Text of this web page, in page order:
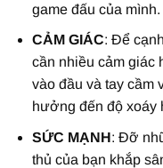
game đấu của mình.
CẢM GIÁC: Để
cần nhiều cảm giác
vào đầu và tay cầm
hưởng đến độ xoáy
SỨC MẠNH: Đỡ
thủ của bạn khắp